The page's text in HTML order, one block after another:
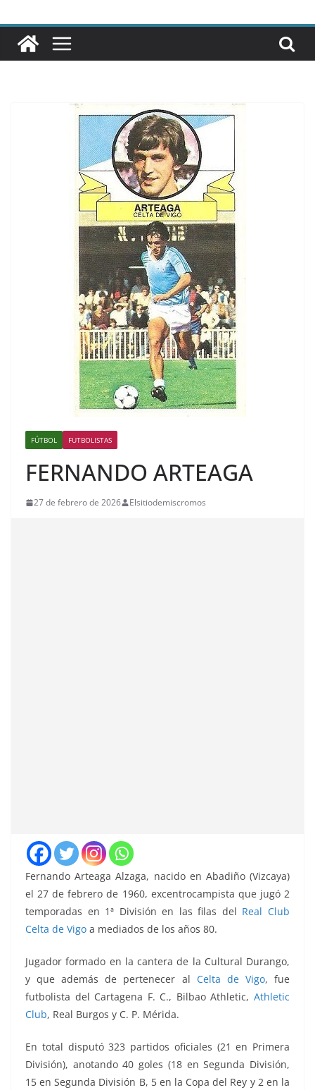
FÚTBOL FUTBOLISTAS
FERNANDO ARTEAGA
27 de febrero de 2026 Elsitiodemiscromos
Fernando Arteaga Alzaga, nacido en Abadiño (Vizcaya)
el 27 de febrero de 1960, excentrocampista que jugó 2
temporadas en 1ª División en las filas del Real Club
Celta de Vigo a mediados de los años 80.
Jugador formado en la cantera de la Cultural Durango,
y que además de pertenecer al Celta de Vigo, fue
futbolista del Cartagena F. C., Bilbao Athletic, Athletic
Club, Real Burgos y C. P. Mérida.
En total disputó 323 partidos oficiales (21 en Primera
División), anotando 40 goles (18 en Segunda División,
15 en Segunda División B, 5 en la Copa del Rey y 2 en la